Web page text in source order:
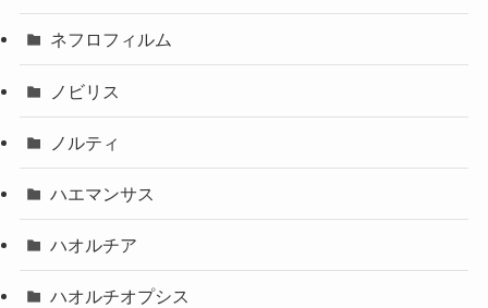
ネフロフィルム
ノビリス
ノルティ
ハエマンサス
ハオルチア
ハオルチオプシス